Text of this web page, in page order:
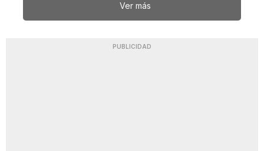
Ver más
PUBLICIDAD